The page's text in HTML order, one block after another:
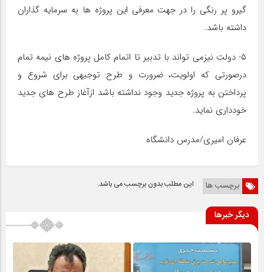
گیرو پر رنگی را در جهت معرفی این پروژه ها به سرمایه گذاران
داشته باشد.
۵- دولت نیزمی تواند با تدبیر تا اتمام کامل پروژه های نیمه تمام
درصورتی که اولویت، ضرورت و طرح توجیهی برای شروع و
پرداختن به پروژه جدید وجود نداشته باشد ازآغاز طرح های جدید
خودداری نماید.
عرفان امیری/مدرس دانشگاه
برچسب ها این مطلب بدون برچسب می باشد.
دیگر خبرها